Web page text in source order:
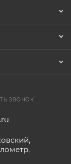
ЗВОНОК